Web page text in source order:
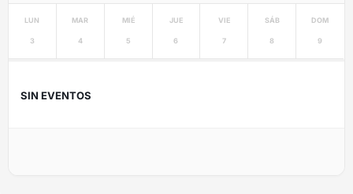
LUN
3
MAR
4
MIÉ
5
JUE
6
VIE
7
SÁB
8
DOM
9
SIN EVENTOS